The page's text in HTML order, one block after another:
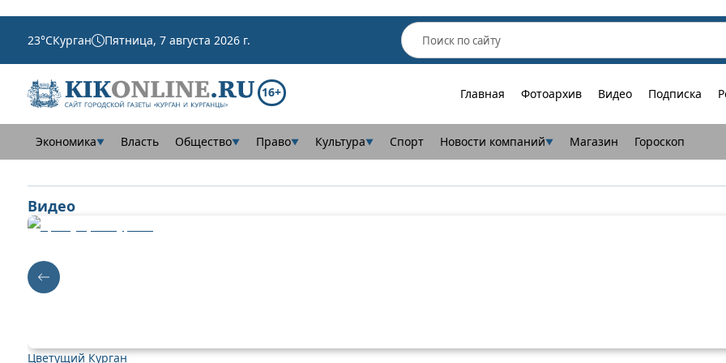
23°CКурган Пятница, 7 августа 2026 г.
16+ Главная Фотоархив Видео Подписка
Экономика▼ Власть Общество▼ Право▼ Культура▼ Спорт Новости компаний▼ Магазин Гороскоп
Видео
Цветущий Курган